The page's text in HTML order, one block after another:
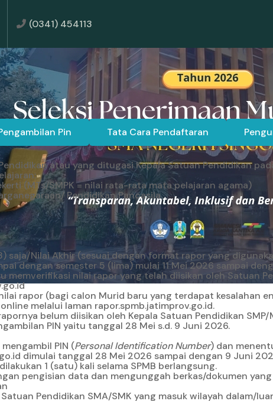
(0341) 454113
Pin Tata Cara Pendaftaran
atau yang ditugasi Kepala Satuan Pendidikan
(MTs/SMPK = nilai rata-rata mata pelajaran agama)
Pendidikan Pancasila
saja/Nilai Akhir (sesuai dengan format rapor yang
dengan semester 5 (lima) mulai 11 Mei 2026 sampai
memverifikasi nilai rapor yang telah diisikan oleh Satuan
rapor (bagi calon Murid baru yang terdapat kesalahan
melalui laman rapor.spmb.jatimprov.go.id.
belum diisikan oleh Kepala Satuan Pendidikan
PIN yaitu tanggal 28 Mei s.d. 9 Juni 2026.
PIN (Personal Identification Number) dan
dimulai tanggal 28 Mei 2026 sampai dengan 9 Juni
1 (satu) kali selama SPMB berlangsung.
pengisian data dan mengunggah berkas/dokumen
Pendidikan SMA/SMK yang masuk wilayah dalam/